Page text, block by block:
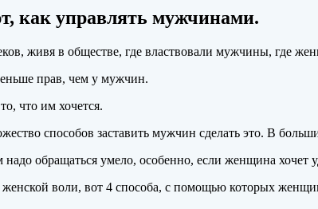
управлять мужчинами.
живя в обществе, где властвовали мужчины, где
прав, чем у мужчин.
что им хочется.
способов заставить мужчин сделать это. В
обращаться умело, особенно, если женщина хочет
воли, вот 4 способа, с помощью которых